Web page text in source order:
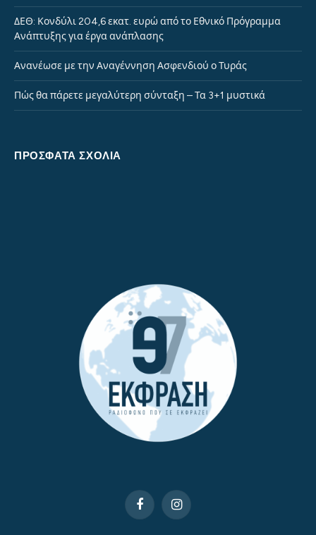
ΔΕΘ: Κονδύλι 204,6 εκατ. ευρώ από το Εθνικό Πρόγραμμα
Ανάπτυξης για έργα ανάπλασης
Ανανέωσε με την Αναγέννηση Ασφενδιού ο Τυράς
Πώς θα πάρετε μεγαλύτερη σύνταξη – Τα 3+1 μυστικά
ΠΡΌΣΦΑΤΑ ΣΧΌΛΙΑ
FacebookInstagram